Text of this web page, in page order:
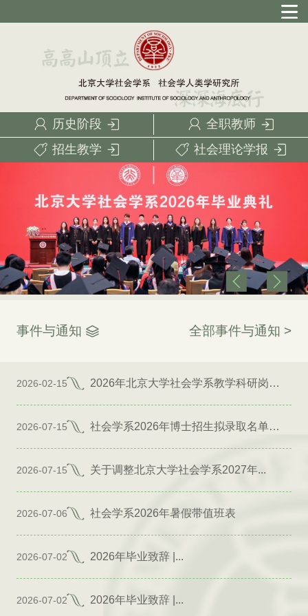
历史阶段
全职教师
招生教学
社会理论学报
事件与通知 全部事件与通知 >
2026-02-15 2026年北京大学社会学系教学科研岗位招聘启事
2026-07-15 社会学系2026年博士招生拟录取名单公示（专项）
2026-07-15 关于调整北京大学社会学系2027年...
2026-07-06 社会学系2026年暑假带值班表
2026-07-02 2026年毕业致辞 |...
2026-07-02 2026年毕业致辞 |...